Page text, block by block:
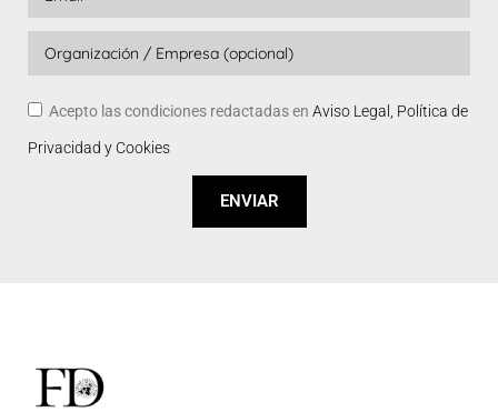
Acepto las condiciones redactadas en Aviso Legal, Política de
Privacidad y Cookies
ENVIAR